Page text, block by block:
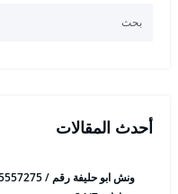
أحدث المقالات